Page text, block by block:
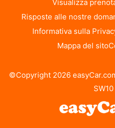
Visualizza
Risposte alle nostre
Informativa sulla
Mappa del sito
©Copyright 2026